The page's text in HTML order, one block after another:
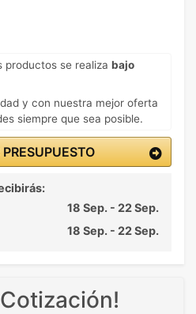
productos se realiza bajo
y con nuestra mejor oferta
siempre que sea posible.
18 Sep. - 22 Sep.
18 Sep. - 22 Sep.